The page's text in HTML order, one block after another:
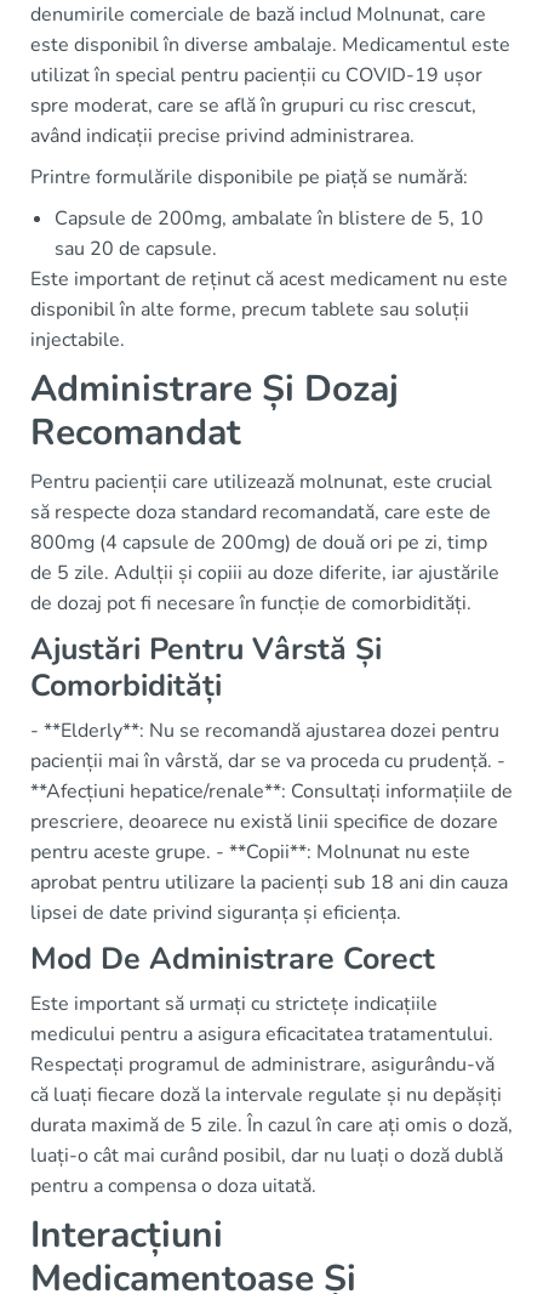
denumirile comerciale de bază includ Molnunat, care
este disponibil în diverse ambalaje. Medicamentul este
utilizat în special pentru pacienții cu COVID-19 ușor
spre moderat, care se află în grupuri cu risc crescut,
având indicații precise privind administrarea.
Printre formulările disponibile pe piață se numără:
Capsule de 200mg, ambalate în blistere de 5, 10
sau 20 de capsule.
Este important de reținut că acest medicament nu este
disponibil în alte forme, precum tablete sau soluții
injectabile.
Administrare Și Dozaj
Recomandat
Pentru pacienții care utilizează molnunat, este crucial
să respecte doza standard recomandată, care este de
800mg (4 capsule de 200mg) de două ori pe zi, timp
de 5 zile. Adulții și copiii au doze diferite, iar ajustările
de dozaj pot fi necesare în funcție de comorbidități.
Ajustări Pentru Vârstă Și
Comorbidități
- **Elderly**: Nu se recomandă ajustarea dozei pentru
pacienții mai în vârstă, dar se va proceda cu prudență. -
**Afecțiuni hepatice/renale**: Consultați informațiile de
prescriere, deoarece nu există linii specifice de dozare
pentru aceste grupe. - **Copii**: Molnunat nu este
aprobat pentru utilizare la pacienți sub 18 ani din cauza
lipsei de date privind siguranța și eficiența.
Mod De Administrare Corect
Este important să urmați cu strictețe indicațiile
medicului pentru a asigura eficacitatea tratamentului.
Respectați programul de administrare, asigurându-vă
că luați fiecare doză la intervale regulate și nu depășiți
durata maximă de 5 zile. În cazul în care ați omis o doză,
luați-o cât mai curând posibil, dar nu luați o doză dublă
pentru a compensa o doza uitată.
Interacțiuni
Medicamentoase Și